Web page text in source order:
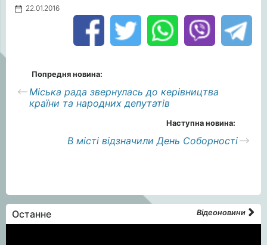
22.01.2016
Попредня новина:
Міська рада звернулась до керівництва
країни та народних депутатів
Наступна новина:
В місті відзначили День Соборності
Останне Відеоновини